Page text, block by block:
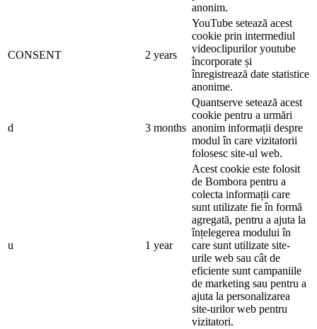
anonim.
CONSENT 2 years
YouTube setează acest
cookie prin intermediul
videoclipurilor youtube
încorporate și
înregistrează date statistice
anonime.
d 3 months
Quantserve setează acest
cookie pentru a urmări
anonim informații despre
modul în care vizitatorii
folosesc site-ul web.
u 1 year
Acest cookie este folosit
de Bombora pentru a
colecta informații care
sunt utilizate fie în formă
agregată, pentru a ajuta la
înțelegerea modului în
care sunt utilizate site-
urile web sau cât de
eficiente sunt campaniile
de marketing sau pentru a
ajuta la personalizarea
site-urilor web pentru
vizitatori.